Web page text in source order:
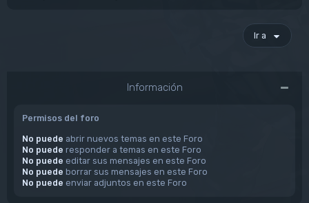
Ir a
Información
Permisos del foro
No puede abrir nuevos temas en este Foro
No puede responder a temas en este Foro
No puede editar sus mensajes en este Foro
No puede borrar sus mensajes en este Foro
No puede enviar adjuntos en este Foro